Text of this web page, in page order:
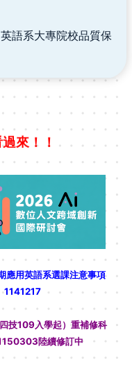
語系大專院校品質保
應用英語系選課注意事項
1141217
技109入學起）重補修科
陸續修訂中